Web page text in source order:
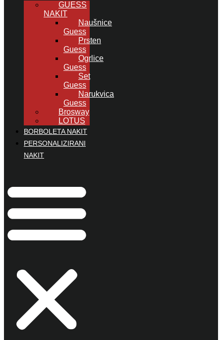
GUESS
NAKIT
Naušnice
Guess
Prsten
Guess
Ogrlice
Guess
Set
Guess
Narukvica
Guess
Brosway
LOTUS
BORBOLETA NAKIT
PERSONALIZIRANI
NAKIT